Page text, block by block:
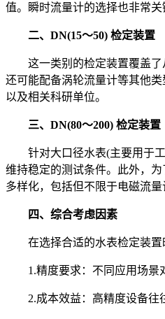
值。瞬时流量计的选择也非常
二、DN(15～50) 检定装置
这一类别的检定装置覆盖了从
还可能配备涡轮流量计等其他
以及相关科研单位。
三、DN(80～200) 检定装置
针对大口径水表(主要用于工
维持稳定的测试条件。此外，
多样化，包括但不限于电磁流
四、综合考虑因素
在选择合适的水表检定装置
1.精度要求：不同应用场景对
2.成本效益：高精度设备往往